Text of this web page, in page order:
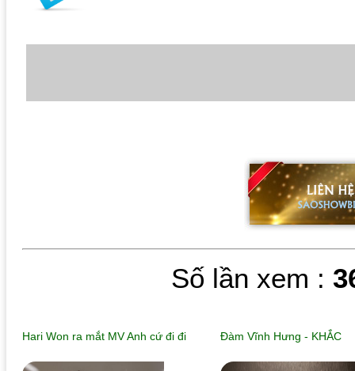
Số lần xem :
Hari Won ra mắt MV Anh cứ đi đi Đàm Vĩnh Hưng - KHẮC